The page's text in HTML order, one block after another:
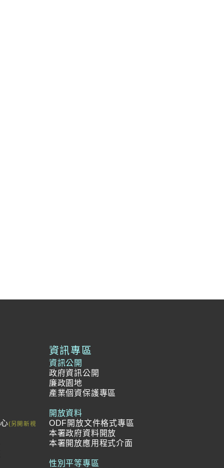
資訊專區
資訊公開
政府資訊公開
廉政園地
產業個資保護專區
開放資料
ODF開放文件格式專區
本署政府資料開放
本署開放應用程式介面
性別平等專區